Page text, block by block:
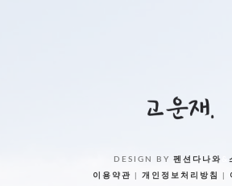
DESIGN BY 펜션다나와
이용약관
개인정보처리방침